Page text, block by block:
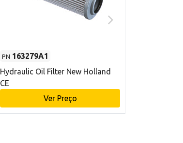
PN 163279A1
Hydraulic Oil Filter New Holland
CE
Ver Preço